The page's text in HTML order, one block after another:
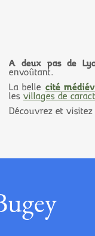
A deux pas de
envoûtant.
La belle cité
les villages de
Découvrez et